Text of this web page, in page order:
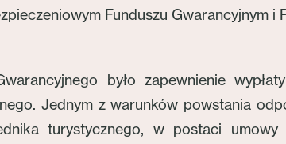
Funduszu Gwarancyjnym i
było zapewnienie
Jednym z warunków powstania
turystycznego, w postaci